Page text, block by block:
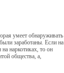
умеет обнаруживать
заработаны. Если на
наркотиках, то он
общества, а,